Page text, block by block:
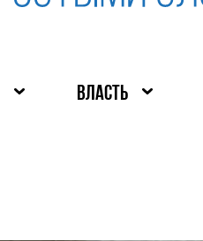
ВЛАСТЬ